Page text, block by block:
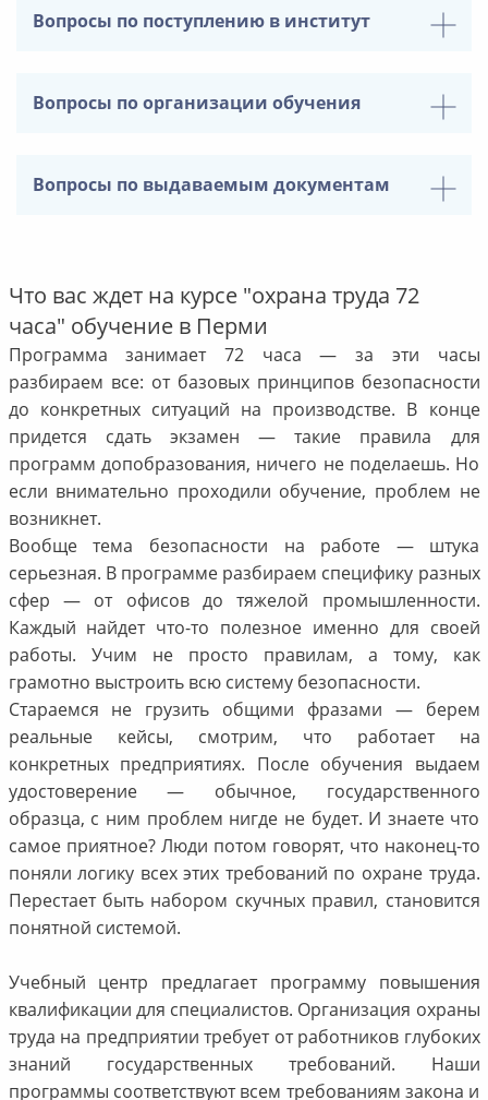
Вопросы по поступлению в институт
Вопросы по организации обучения
Вопросы по выдаваемым документам
Что вас ждет на курсе "охрана труда 72
часа" обучение в Перми
Программа занимает 72 часа — за эти часы
разбираем все: от базовых принципов безопасности
до конкретных ситуаций на производстве. В конце
придется сдать экзамен — такие правила для
программ допобразования, ничего не поделаешь. Но
если внимательно проходили обучение, проблем не
возникнет.
Вообще тема безопасности на работе — штука
серьезная. В программе разбираем специфику разных
сфер — от офисов до тяжелой промышленности.
Каждый найдет что-то полезное именно для своей
работы. Учим не просто правилам, а тому, как
грамотно выстроить всю систему безопасности.
Стараемся не грузить общими фразами — берем
реальные кейсы, смотрим, что работает на
конкретных предприятиях. После обучения выдаем
удостоверение — обычное, государственного
образца, с ним проблем нигде не будет. И знаете что
самое приятное? Люди потом говорят, что наконец-то
поняли логику всех этих требований по охране труда.
Перестает быть набором скучных правил, становится
понятной системой.
Учебный центр предлагает программу повышения
квалификации для специалистов. Организация охраны
труда на предприятии требует от работников глубоких
знаний государственных требований. Наши
программы соответствуют всем требованиям закона и